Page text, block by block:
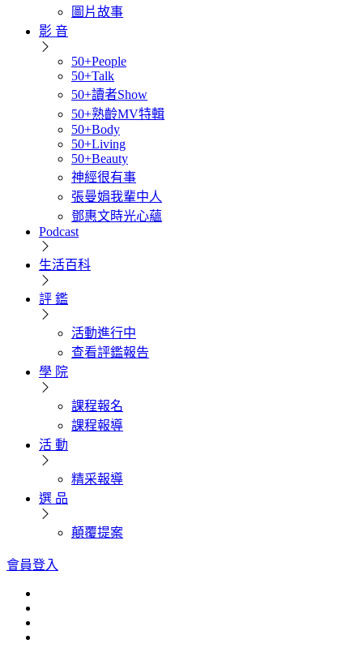
圖片故事
影 音
50+People
50+Talk
50+讀者Show
50+熟齡MV特輯
50+Body
50+Living
50+Beauty
神經很有事
張曼娟我輩中人
鄧惠文時光心蘊
Podcast
生活百科
評 鑑
活動進行中
查看評鑑報告
學 院
課程報名
課程報導
活 動
精采報導
選 品
顛覆提案
會員登入